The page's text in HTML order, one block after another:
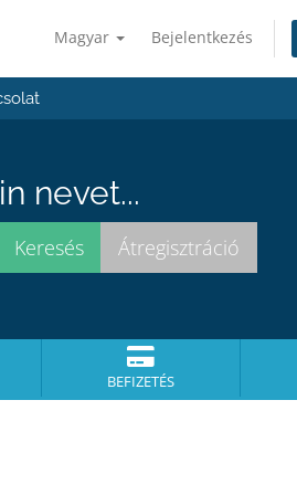
Magyar Bejelentkezés
nevet...
BEFIZETÉS